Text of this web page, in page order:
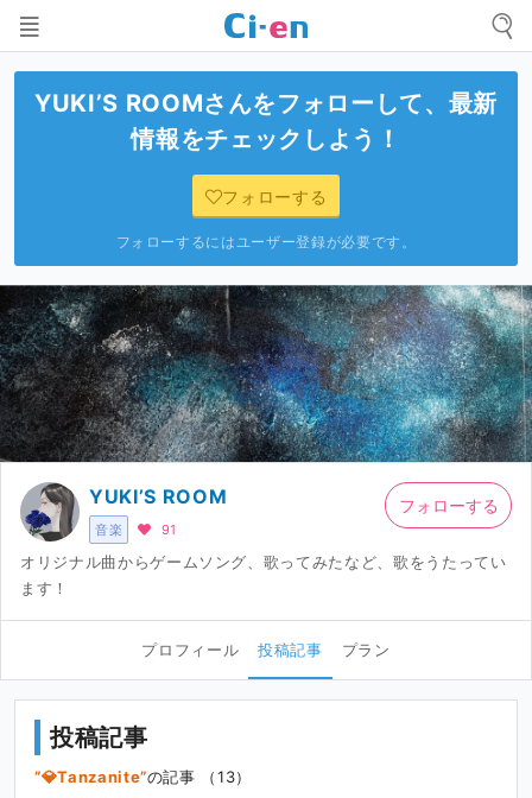
YUKI’S ROOMさんをフォローして、最新
情報をチェックしよう！
フォローする
フォローするにはユーザー登録が必要です。
音楽
YUKI’S ROOM
91
オリジナル曲からゲームソング、歌ってみたなど、歌をうたってい
ます！
フォローする
プロフィール 投稿記事 プラン
投稿記事
💎Tanzanite の記事 （13）